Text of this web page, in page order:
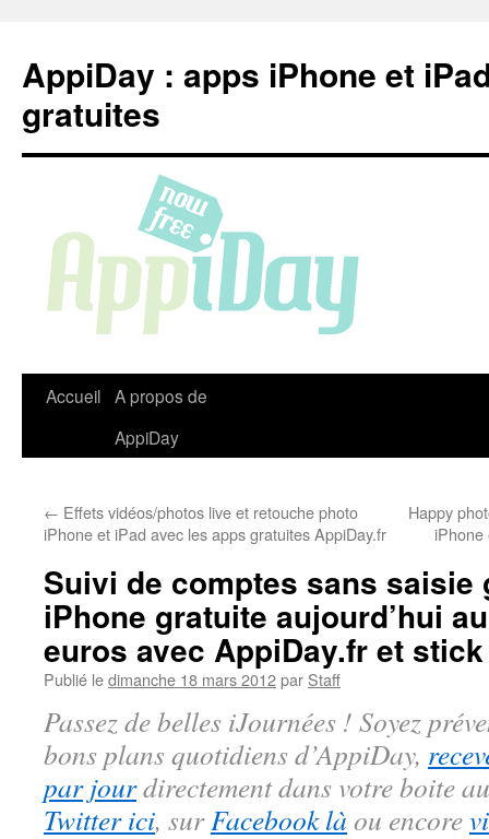
contenu
AppiDay : apps iPhone et
gratuites
Accueil A propos de
AppiDay
← Effets vidéos/photos live et retouche photo
iPhone et iPad avec les apps gratuites AppiDay.fr
Happy
Suivi de comptes sans saisie
iPhone gratuite aujourd’hui
euros avec AppiDay.fr et
Publié ledimanche 18 mars 2012par Staff
Passez de belles iJournées ! Soyez
bons plans quotidiens d’AppiDay,
par jourdirectement dans votre boite
Twitter ici, surFacebook là ou encore